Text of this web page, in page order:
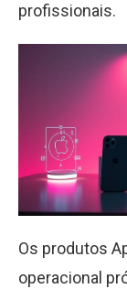
profissionais.
Os produtos
operacional